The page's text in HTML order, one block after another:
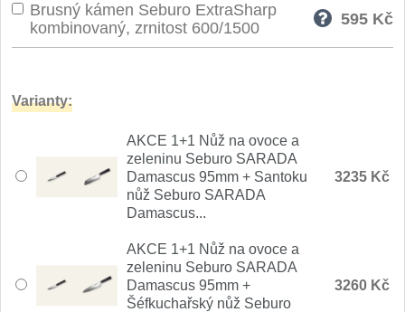
Nože Seburo HOKORI 37
Nože Seburo WEST
Nože Tojiro Shippu 2
Nože Tojiro Zen 1
Nože Samura
Brusný kámen Seburo ExtraSharp
kombinovaný, zrnitost 600/1500
595 Kč
Varianty:
AKCE 1+1 Nůž na ovoce a
zeleninu Seburo SARADA
Damascus 95mm + Santoku
nůž Seburo SARADA
Damascus...
3235 Kč
AKCE 1+1 Nůž na ovoce a
zeleninu Seburo SARADA
Damascus 95mm +
Šéfkuchařský nůž Seburo
3260 Kč